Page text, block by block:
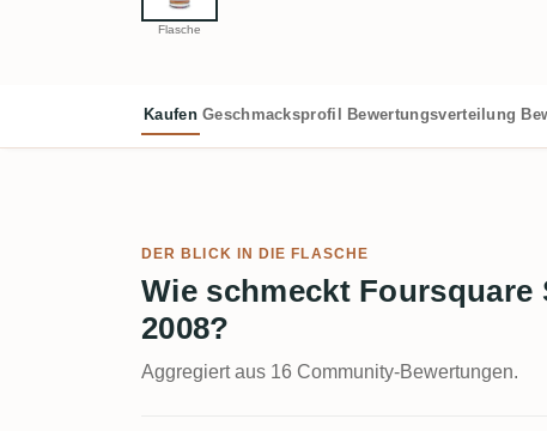
Flasche
Kaufen Geschmacksprofil Bewertungsverteilung
DER BLICK IN DIE FLASCHE
Wie schmeckt Foursquare
2008?
Aggregiert aus 16 Community-Bewertungen.